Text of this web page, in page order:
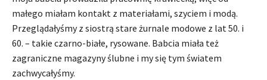
małego miałam kontakt z materiałami, szyciem i modą.
Przeglądałyśmy z siostrą stare żurnale modowe z lat 50. i
60. – takie czarno-białe, rysowane. Babcia miała też
zagraniczne magazyny ślubne i my się tym światem
zachwycałyśmy.